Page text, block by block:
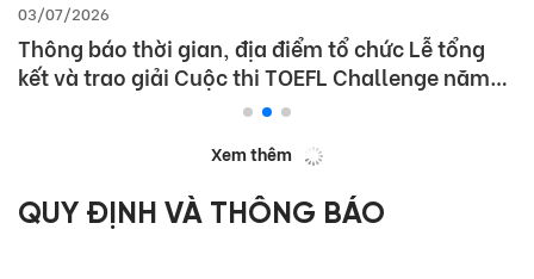
03/07/2026
Thông báo thời gian, địa điểm tổ chức Lễ tổng
kết và trao giải Cuộc thi TOEFL Challenge năm
Xem thêm
QUY ĐỊNH VÀ THÔNG BÁO